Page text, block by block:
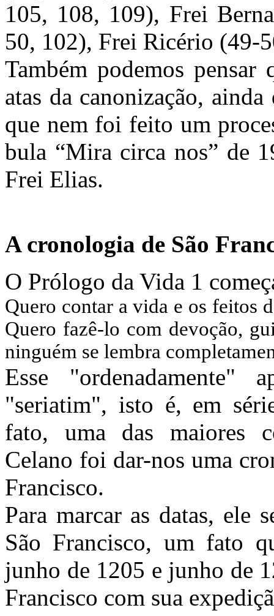
105, 108, 109), Frei
50, 102), Frei Ricério (49-
Também podemos
atas da canonização,
que nem foi feito um
bula “Mira circa nos” de
Frei Elias.
A cronologia de São
O Prólogo da Vida 1
Quero contar a vida e os feitos
Quero fazê-lo com devoção,
ninguém se lembra
Esse
"seriatim", isto é, em
fato, uma das maiores
Celano foi dar-nos uma
Francisco.
Para marcar as datas, ele
São Francisco, um fato
junho de 1205 e junho de
Francisco com sua